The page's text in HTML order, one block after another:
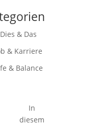
Dies & Das
& Karriere
& Balance
In
diesem